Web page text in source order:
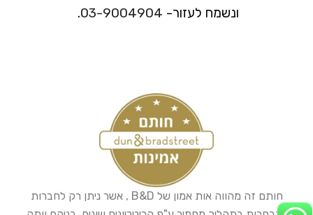
ונשמח לעזור- 03-9004904
.
חותם זה מהווה אות אמון של B&D , אשר ניתן רק לחברות